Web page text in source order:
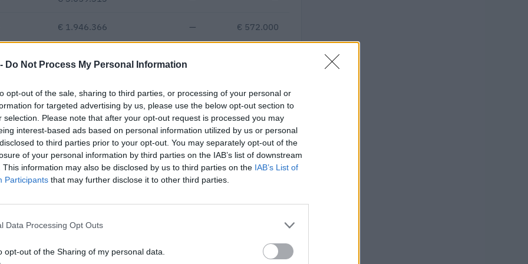
Do Not Process My Personal Information
opt-out of the sale, sharing to third parties, or processing of your personal or
for targeted advertising by us, please use the below opt-out section to
selection. Please note that after your opt-out request is processed you may
interest-based ads based on personal information utilized by us or personal
to third parties prior to your opt-out. You may separately opt-out of the
of your personal information by third parties on the IAB’s list of downstream
This information may also be disclosed by us to third parties on the IAB’s List of
Participants that may further disclose it to other third parties.
Data Processing Opt Outs
opt-out of the Sharing of my personal data.
€ 1.946.366 — € 572.000
€ 423.345
pubblici per un totale di 3.487.760 euro (2021–2026).
ENTE CONCEDENTE IMPORTO
previdenziali per
comma 10-15 L. 178/
per